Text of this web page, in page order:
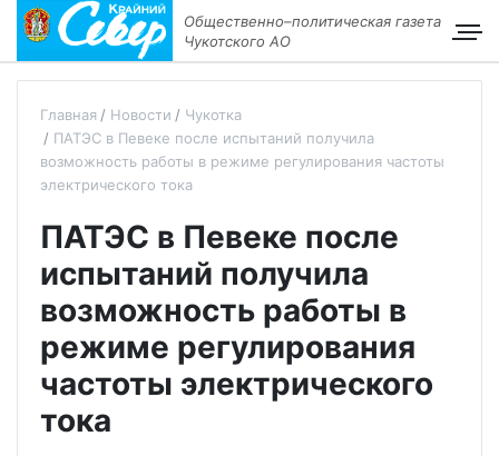
Общественно–политическая газета
Чукотского АО
Главная Новости
Чукотка
ПАТЭС в Певеке после испытаний получила
возможность работы в режиме регулирования частоты
электрического тока
ПАТЭС в Певеке после
испытаний получила
возможность работы в
режиме регулирования
частоты электрического
тока